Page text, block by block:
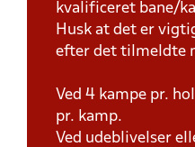
kvalificeret bane/
Husk at det er
efter det tilmeldte
Ved 4 kampe pr.
pr. kamp.
Ved udeblivelser